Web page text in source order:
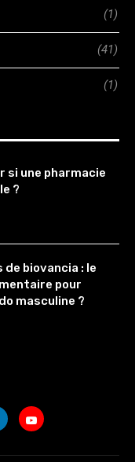
(1)
(41)
(1)
si une pharmacie
?
biovancia : le
pour
masculine ?